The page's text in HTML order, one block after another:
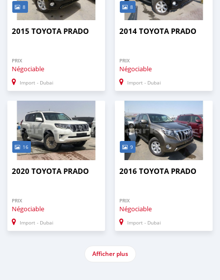
8
2015 TOYOTA PRADO
PRIX
Négociable
Import - Dubai
8
2014 TOYOTA PRADO
PRIX
Négociable
Import - Dubai
16
2020 TOYOTA PRADO
PRIX
Négociable
Import - Dubai
9
2016 TOYOTA PRADO
PRIX
Négociable
Import - Dubai
Afficher plus